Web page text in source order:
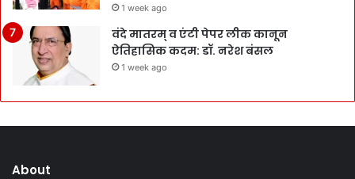
1 week ago
वंदे मातरम् व एंटी पेपर लीक कानून
ऐतिहासिक कदम: डॉ. नरेश बंसल
1 week ago
About